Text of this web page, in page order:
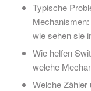
Typische
wie sehen sie
Wie helfen
welche
Welche Zähler